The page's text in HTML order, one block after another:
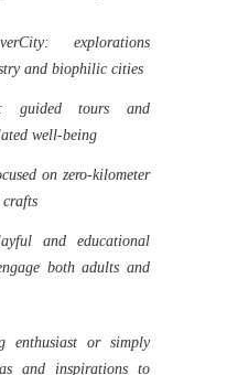
explorations
and biophilic cities
guided tours and
well-being
on zero-kilometer
and educational
both adults and
enthusiast or simply
and inspirations to